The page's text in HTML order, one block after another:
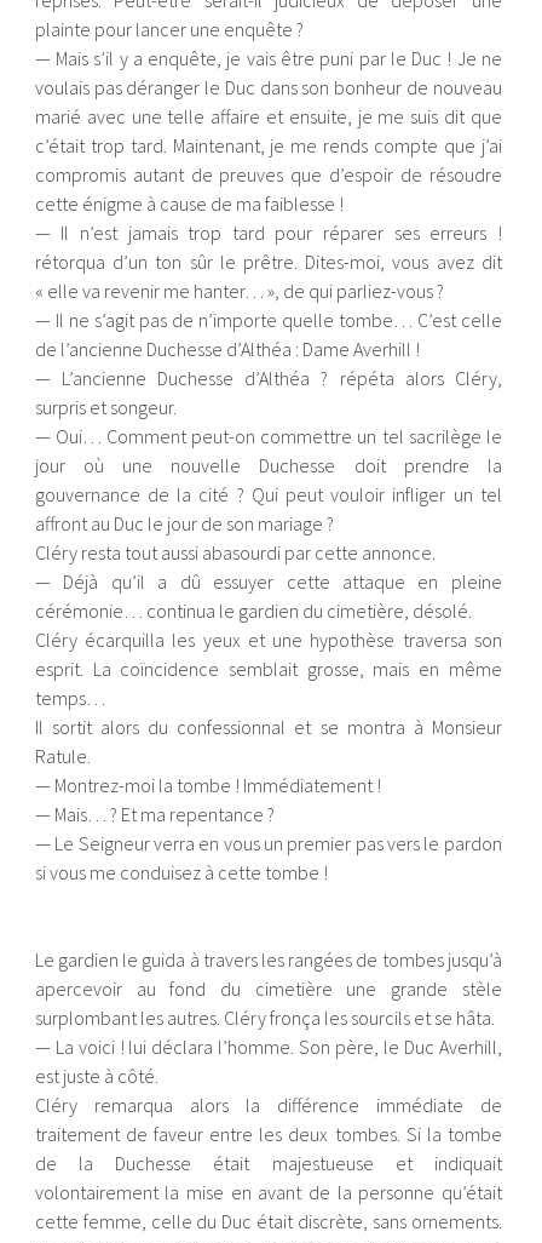
plainte pour lancer une enquête ?
— Mais s’il y a enquête, je vais être puni par le Duc ! Je ne
voulais pas déranger le Duc dans son bonheur de nouveau
marié avec une telle affaire et ensuite, je me suis dit que
c’était trop tard. Maintenant, je me rends compte que j’ai
compromis autant de preuves que d’espoir de résoudre
cette énigme à cause de ma faiblesse !
— Il n’est jamais trop tard pour réparer ses erreurs !
rétorqua d’un ton sûr le prêtre. Dites-moi, vous avez dit
« elle va revenir me hanter… », de qui parliez-vous ?
— Il ne s’agit pas de n’importe quelle tombe… C’est celle
de l’ancienne Duchesse d’Althéa : Dame Averhill !
— L’ancienne Duchesse d’Althéa ? répéta alors Cléry,
surpris et songeur.
— Oui… Comment peut-on commettre un tel sacrilège le
jour où une nouvelle Duchesse doit prendre la
gouvernance de la cité ? Qui peut vouloir infliger un tel
affront au Duc le jour de son mariage ?
Cléry resta tout aussi abasourdi par cette annonce.
— Déjà qu’il a dû essuyer cette attaque en pleine
cérémonie… continua le gardien du cimetière, désolé.
Cléry écarquilla les yeux et une hypothèse traversa son
esprit. La coïncidence semblait grosse, mais en même
temps…
Il sortit alors du confessionnal et se montra à Monsieur
Ratule.
— Montrez-moi la tombe ! Immédiatement !
— Mais… ? Et ma repentance ?
— Le Seigneur verra en vous un premier pas vers le pardon
si vous me conduisez à cette tombe !
Le gardien le guida à travers les rangées de tombes jusqu’à
apercevoir au fond du cimetière une grande stèle
surplombant les autres. Cléry fronça les sourcils et se hâta.
— La voici ! lui déclara l’homme. Son père, le Duc Averhill,
est juste à côté.
Cléry remarqua alors la différence immédiate de
traitement de faveur entre les deux tombes. Si la tombe
de la Duchesse était majestueuse et indiquait
volontairement la mise en avant de la personne qu’était
cette femme, celle du Duc était discrète, sans ornements.